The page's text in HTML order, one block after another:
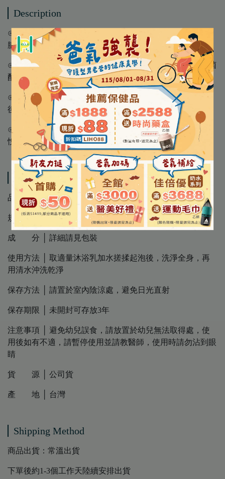
Description
⊙獨特SSR技術- 經九道工序3倍工時精製而成洗感清爽不滑
膩
⊙植萃複合抗菌配方- 柳蘭萃取抗菌成份及Chlorhexidine抗菌
配方保護肌膚健康
⊙雙重天然水潤因子- 添加仙人掌萃取水潤因子加倍保水洗
後肌膚水嫩不緊繃
⊙天然檸檬香蜂草精油- 溫柔保護肌膚清新香氛令人輕鬆愉
悅
Specification
品 名 │【綠的】抗菌沐浴乳補充包-檸檬香蜂草
規 格 │ 700mL/包
成 分 │ 詳細請見包裝
使用方法 │ 取適量沐浴乳加水搓揉起泡後，洗淨全身，再
用清水沖洗乾淨
保存方法 │ 請置於室內陰涼處，避免日光直射
保存期限 │ 未開封可存放3年
注意事項 │ 避免幼兒誤食，請放置於幼兒無法取得處，使
用後如有不適，請暫停使用並請教醫師，使用時請勿沾到眼
睛
貨 源 │ 公司貨
產 地 │ 台灣
Shipping Method
商品出貨：常溫出貨
下單後約1-3個工作天陸續安排出貨